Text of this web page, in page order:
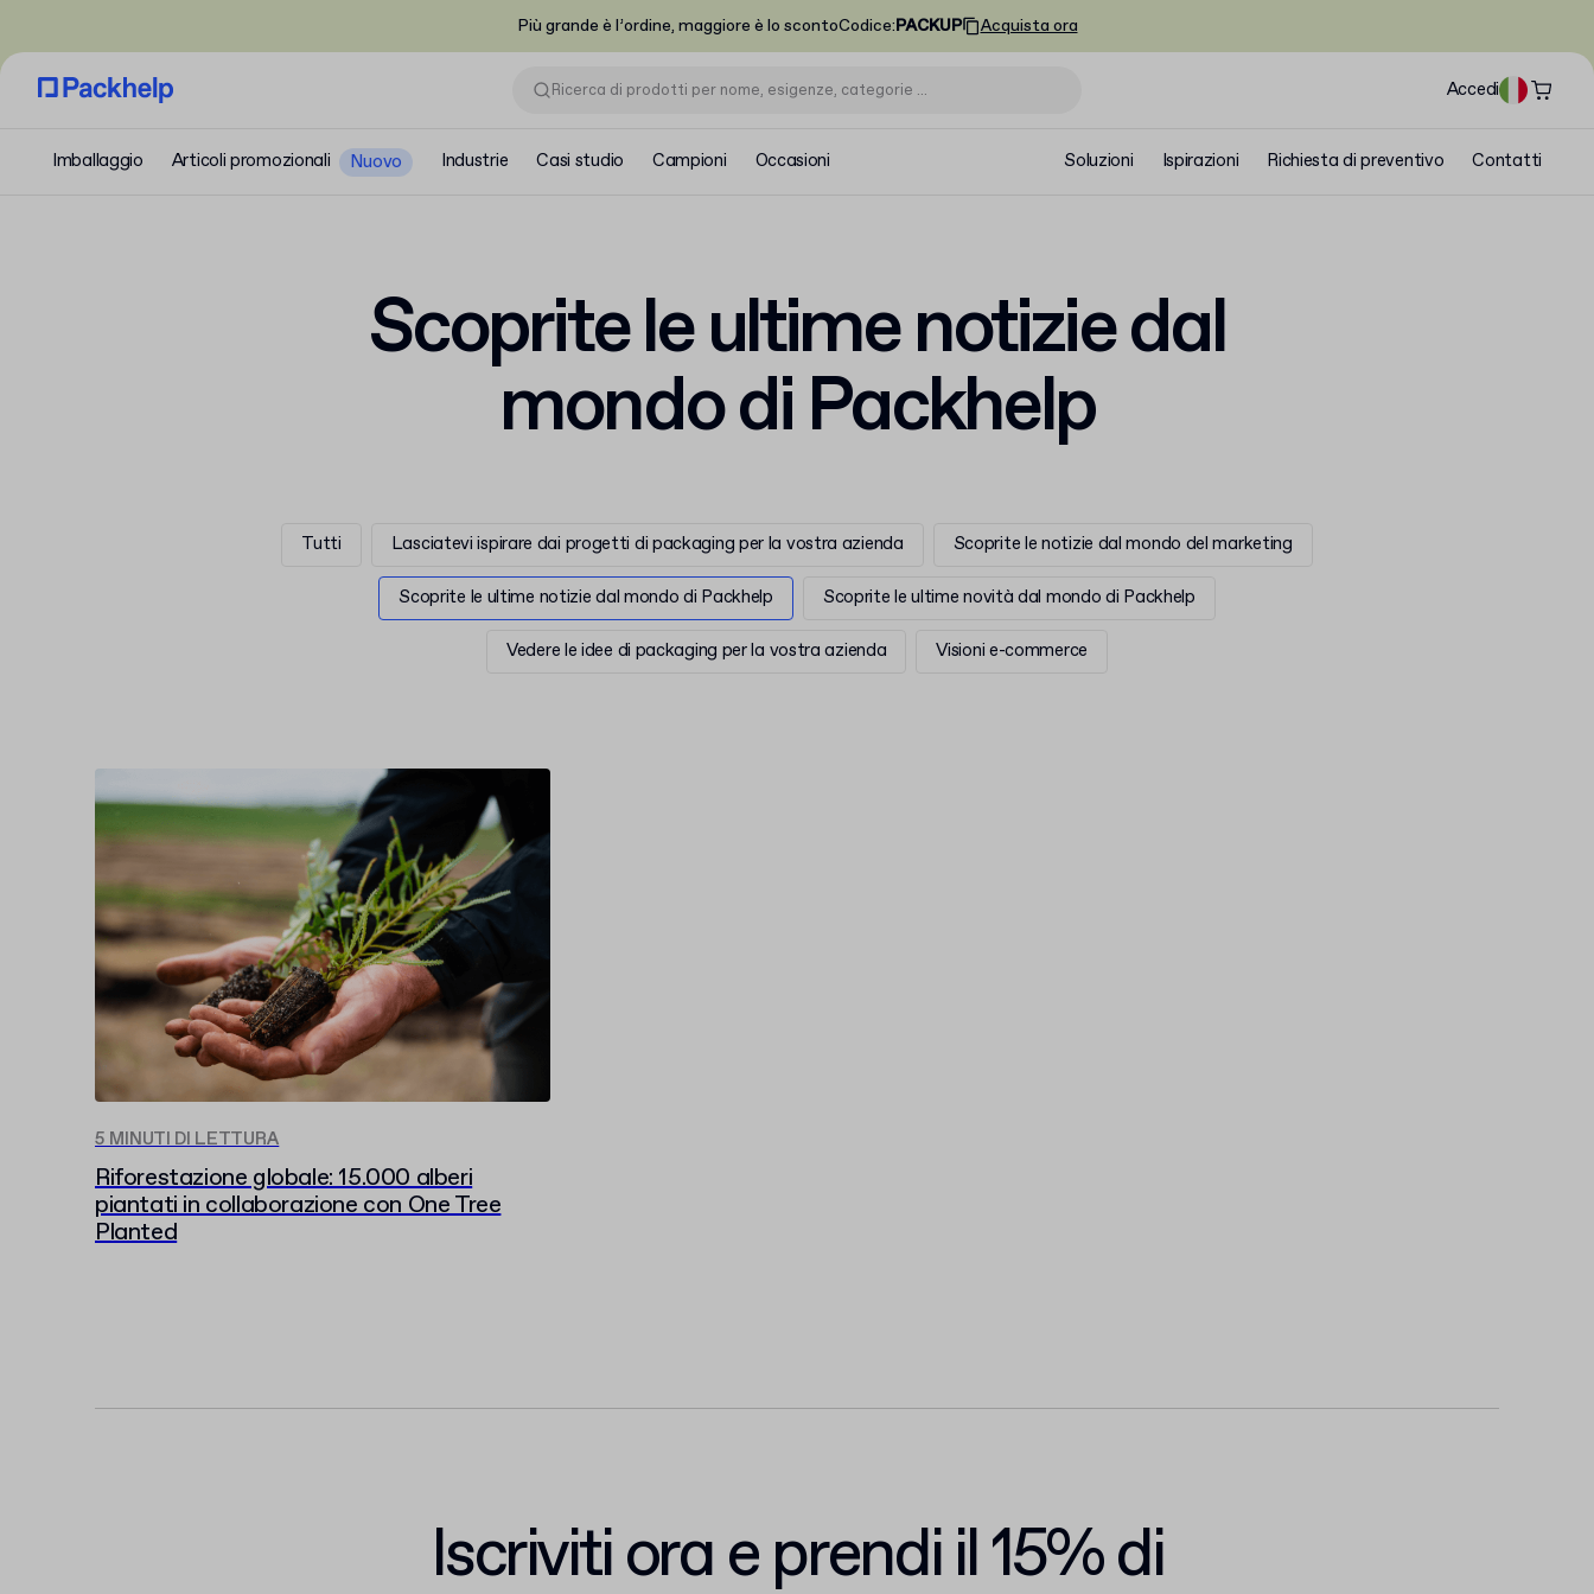
Più grande è l’ordine, maggiore è lo scontoCodice:PACKUP Acquista ora
Accedi
Imballaggio Articoli promozionali Nuovo Industrie Casi studio Campioni Occasioni Soluzioni Ispirazioni Richiesta di preventivo Contatti
Scoprite le ultime notizie dal
mondo di Packhelp
Tutti Lasciatevi ispirare dai progetti di packaging per la vostra azienda Scoprite le notizie dal mondo del marketing
Scoprite le ultime notizie dal mondo di Packhelp Scoprite le ultime novità dal mondo di Packhelp
Vedere le idee di packaging per la vostra azienda Visioni e-commerce
5 MINUTI DI LETTURA
Riforestazione globale: 15.000 alberi
piantati in collaborazione con One Tree
Planted
Iscriviti ora e prendi il 15% di